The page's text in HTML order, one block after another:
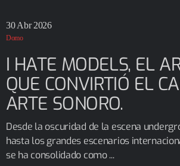
30 Abr 2026
Domo
I HATE MODELS, EL
QUE CONVIRTIÓ EL
ARTE SONORO.
Desde la oscuridad de la escena
hasta los grandes escenarios
se ha consolidado como ...